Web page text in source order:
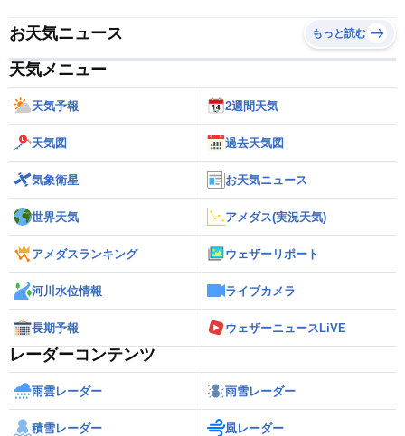
お天気ニュース もっと読む
天気メニュー
天気予報 2週間天気
天気図 過去天気図
気象衛星 お天気ニュース
世界天気 アメダス(実況天気)
アメダスランキング ウェザーリポート
河川水位情報 ライブカメラ
長期予報 ウェザーニュースLiVE
レーダーコンテンツ
雨雲レーダー 雨雪レーダー
積雪レーダー 風レーダー